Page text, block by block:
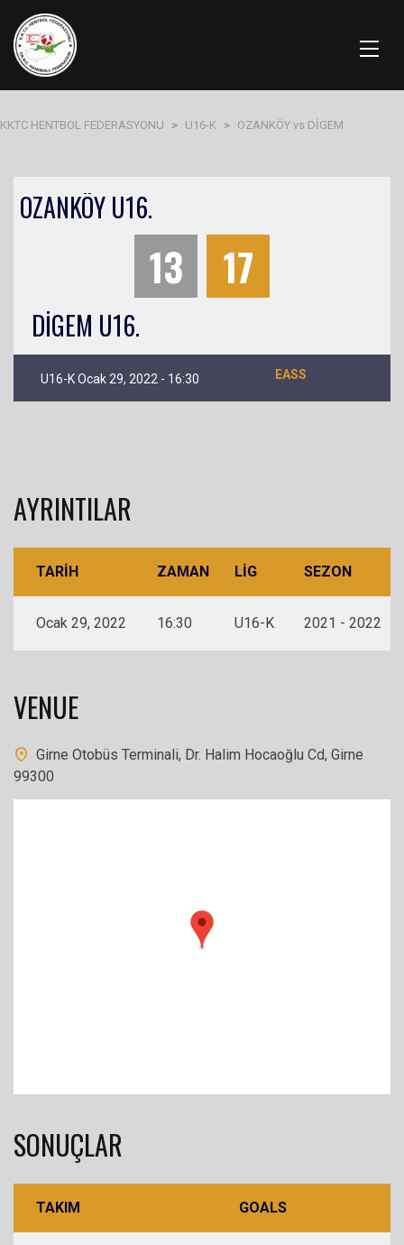
KKTC HENTBOL FEDERASYONU > U16-K > OZANKÖY vs DİGEM
OZANKÖY U16.
13 17
DİGEM U16.
U16-K Ocak 29, 2022 - 16:30 EASS
AYRINTILAR
TARIH ZAMAN LIG SEZON
Ocak 29, 2022 16:30 U16-K 2021 - 2022
VENUE
Girne Otobüs Terminali, Dr. Halim Hocaoğlu Cd, Girne
99300
SONUÇLAR
TAKIM GOALS